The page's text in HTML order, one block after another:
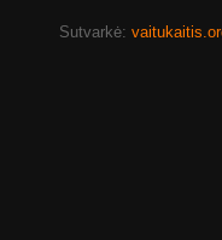
Sutvarkė: